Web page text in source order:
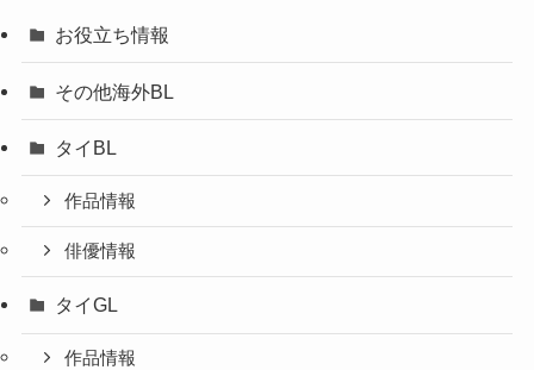
お役立ち情報
その他海外BL
タイBL
作品情報
俳優情報
タイGL
作品情報